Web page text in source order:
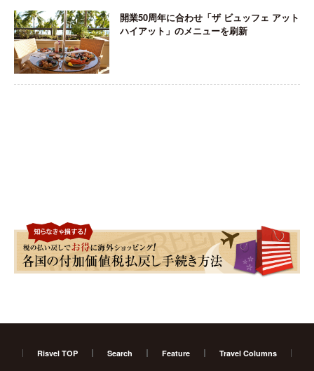
開業50周年に合わせ「ザ ビュッフェ アット
ハイアット」のメニューを刷新
Risvel TOP Search Feature Travel Columns